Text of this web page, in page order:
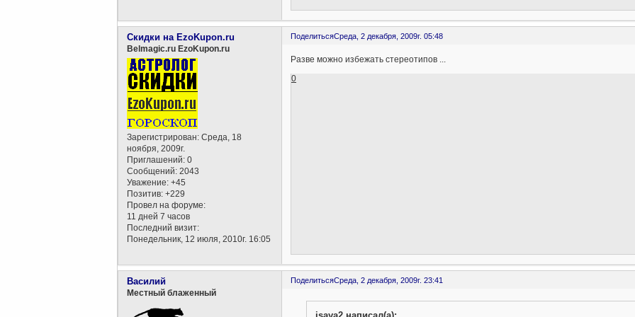
ПоделитьсяСреда, 2 декабря, 2009г. 05:48
Скидки на EzoKupon.ru
Belmagic.ru EzoKupon.ru
Зарегистрирован: Среда, 18
ноября, 2009г.
Приглашений: 0
Сообщений: 2043
Уважение: +45
Позитив: +229
Провел на форуме:
11 дней 7 часов
Последний визит:
Понедельник, 12 июля, 2010г. 16:05
Разве можно избежать стереотипов ...
0
ПоделитьсяСреда, 2 декабря, 2009г. 23:41
Василий
Местный блаженный